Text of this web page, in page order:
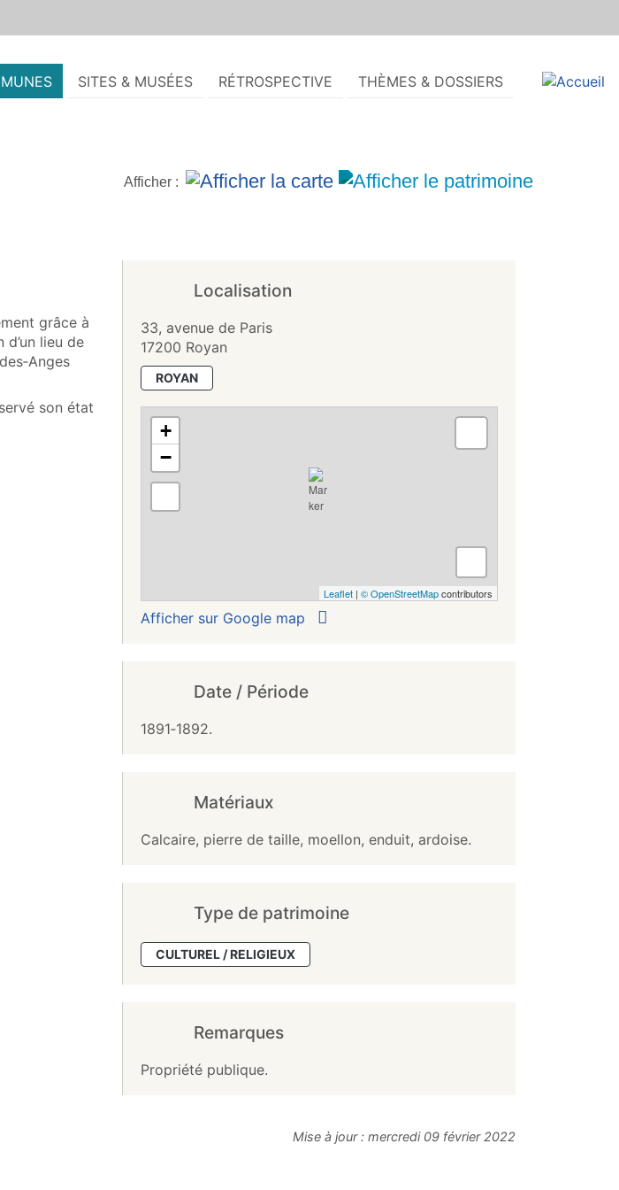
SITES & MUSÉES RÉTROSPECTIVE THÈMES & DOSSIERS
Afficher :
grâce à
lieu de
son état
Localisation
33, avenue de Paris
17200 Royan
ROYAN
+
−
Afficher ou masquer les couches
Leaflet | © OpenStreetMapcontributors
Afficher sur Google map
Date / Période
1891‑1892.
Matériaux
Calcaire, pierre de taille, moellon, enduit, ardoise.
Type de patrimoine
CULTUREL / RELIGIEUX
Remarques
Propriété publique.
Mise à jour : mercredi 09 février 2022